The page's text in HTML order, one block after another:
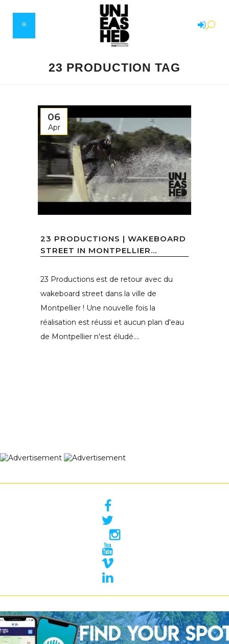
23 PRODUCTION TAG
06
Apr
23 PRODUCTIONS | WAKEBOARD
STREET IN MONTPELLIER...
23 Productions est de retour avec du
wakeboard street dans la ville de
Montpellier ! Une nouvelle fois la
réalisation est réussi et aucun plan d'eau
de Montpellier n'est éludé....